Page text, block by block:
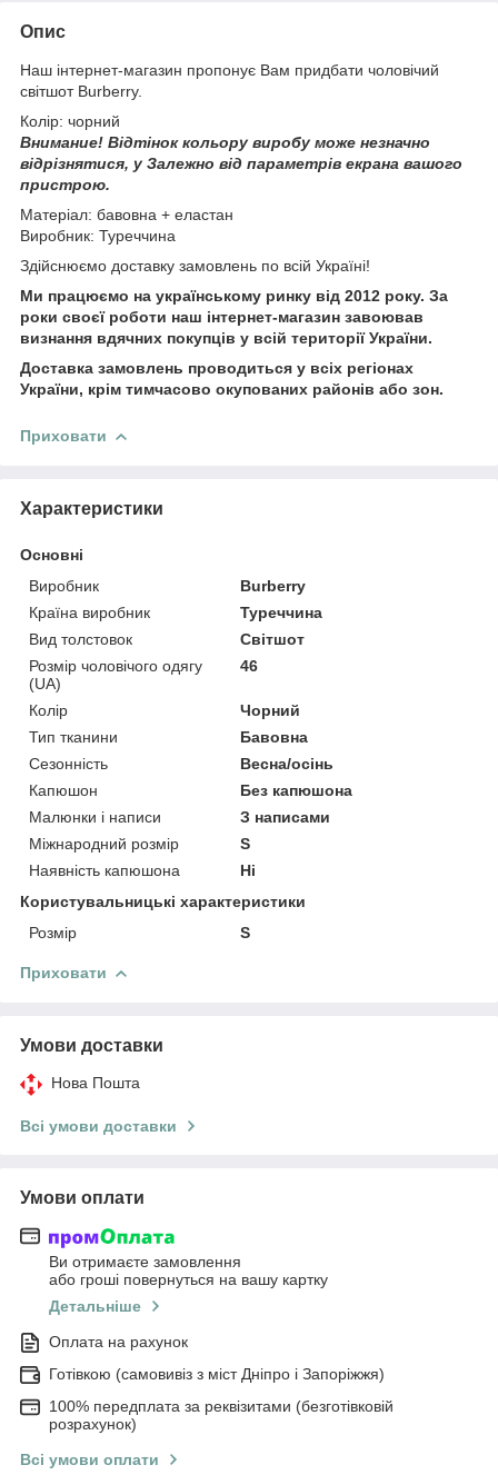
Опис
Наш інтернет-магазин пропонує Вам придбати чоловічий
світшот Burberry.
Колір: чорний
Внимание! Відтінок кольору виробу може незначно
відрізнятися, у Залежно від параметрів екрана вашого
пристрою.
Матеріал: бавовна + еластан
Виробник: Туреччина
Здійснюємо доставку замовлень по всій Україні!
Ми працюємо на українському ринку від 2012 року. За
роки своєї роботи наш інтернет-магазин завоював
визнання вдячних покупців у всій території України.
Доставка замовлень проводиться у всіх регіонах
України, крім тимчасово окупованих районів або зон.
Приховати
Характеристики
Основні
Виробник
Burberry
Країна виробник
Туреччина
Вид толстовок
Світшот
Розмір чоловічого одягу
(UA)
46
Колір
Чорний
Тип тканини
Бавовна
Сезонність
Весна/осінь
Капюшон
Без капюшона
Малюнки і написи
З написами
Міжнародний розмір
S
Наявність капюшона
Ні
Користувальницькі характеристики
Розмір
S
Приховати
Умови доставки
Нова Пошта
Всі умови доставки
Умови оплати
Ви отримаєте замовлення
або гроші повернуться на вашу картку
Детальніше
Оплата на рахунок
Готівкою (самовивіз з міст Дніпро і Запоріжжя)
100% передплата за реквізитами (безготівковій
розрахунок)
Всі умови оплати